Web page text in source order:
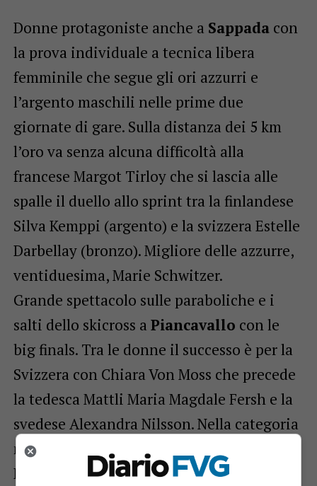
Donne protagoniste anche a Sappadacon
la prova individuale a tecnica libera
femminile che segue gli ori azzurri e
l’argento maschili nelle prime due
giornate di gare. Sulla distanza dei 5 km
l’oro va senza alcuna difficoltà alla
francese Margot Tirloy che si lascia alle
spalle il duello allo sprint tra la finlandese
Silva Kemppi (argento) e la svizzera Estelle
Darbellay (bronzo). Migliore delle azzurre,
ventiduesima, Marie Schwitzer.
Grande spettacolo sulle paraboliche e i
salti dello skicross a Piancavallo con le
big finals. Tra le donne il successo è per la
Svizzera con Chiara Von Moss che precede
la tedesca Mattli Maria Magdale Fersh e la
svedese Alexandra Nilsson. Nella categoria
maschile per l’Italia è bronzo con Paolo
Piccolo che sale sul gradino più basso del